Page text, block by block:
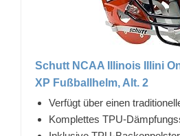
Schutt NCAA Illinois Illini
XP Fußballhelm, Alt. 2
Verfügt über einen
Komplettes TPU-